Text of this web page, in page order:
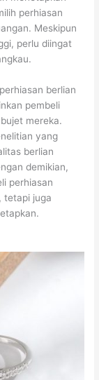
perhiasan
Meskipun
perlu diingat
berlian
pembeli
mereka.
yang
berlian
demikian,
perhiasan
tetapi juga